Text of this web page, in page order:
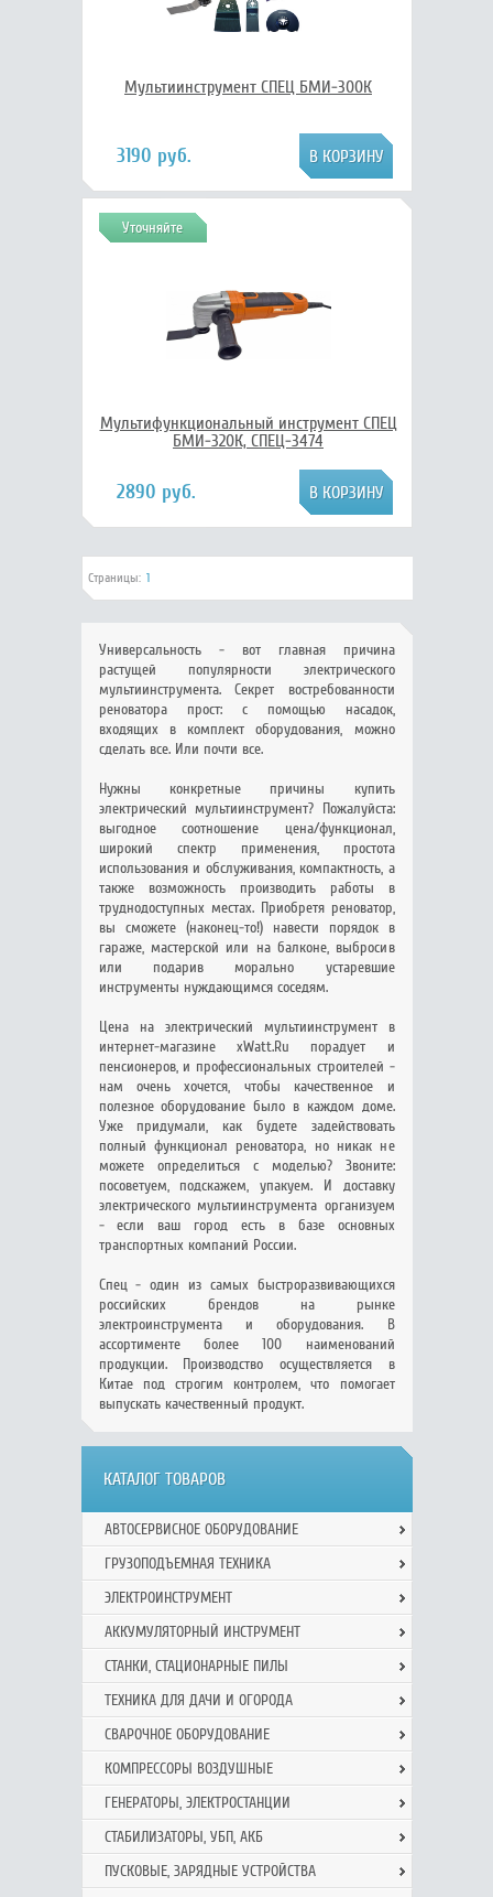
Мультиинструмент СПЕЦ БМИ-300К
3190 руб.
Уточняйте
Мультифункциональный инструмент СПЕЦ
БМИ-320К, СПЕЦ-3474
2890 руб.
Страницы: 1
Универсальность - вот главная причина
растущей популярности электрического
мультиинструмента. Секрет востребованности
реноватора прост: с помощью насадок,
входящих в комплект оборудования, можно
сделать все. Или почти все.
Нужны конкретные причины купить
электрический мультиинструмент? Пожалуйста:
выгодное соотношение цена/функционал,
широкий спектр применения, простота
использования и обслуживания, компактность, а
также возможность производить работы в
труднодоступных местах. Приобретя реноватор,
вы сможете (наконец-то!) навести порядок в
гараже, мастерской или на балконе, выбросив
или подарив морально устаревшие
инструменты нуждающимся соседям.
Цена на электрический мультиинструмент в
интернет-магазине xWatt.Ru порадует и
пенсионеров, и профессиональных строителей -
нам очень хочется, чтобы качественное и
полезное оборудование было в каждом доме.
Уже придумали, как будете задействовать
полный функционал реноватора, но никак не
можете определиться с моделью? Звоните:
посоветуем, подскажем, упакуем. И доставку
электрического мультиинструмента организуем
- если ваш город есть в базе основных
транспортных компаний России.
Спец - один из самых быстроразвивающихся
российских брендов на рынке
электроинструмента и оборудования. В
ассортименте более 100 наименований
продукции. Производство осуществляется в
Китае под строгим контролем, что помогает
выпускать качественный продукт.
КАТАЛОГ ТОВАРОВ
АВТОСЕРВИСНОЕ ОБОРУДОВАНИЕ
ГРУЗОПОДЪЕМНАЯ ТЕХНИКА
ЭЛЕКТРОИНСТРУМЕНТ
АККУМУЛЯТОРНЫЙ ИНСТРУМЕНТ
СТАНКИ, СТАЦИОНАРНЫЕ ПИЛЫ
ТЕХНИКА ДЛЯ ДАЧИ И ОГОРОДА
СВАРОЧНОЕ ОБОРУДОВАНИЕ
КОМПРЕССОРЫ ВОЗДУШНЫЕ
ГЕНЕРАТОРЫ, ЭЛЕКТРОСТАНЦИИ
СТАБИЛИЗАТОРЫ, УБП, АКБ
ПУСКОВЫЕ, ЗАРЯДНЫЕ УСТРОЙСТВА